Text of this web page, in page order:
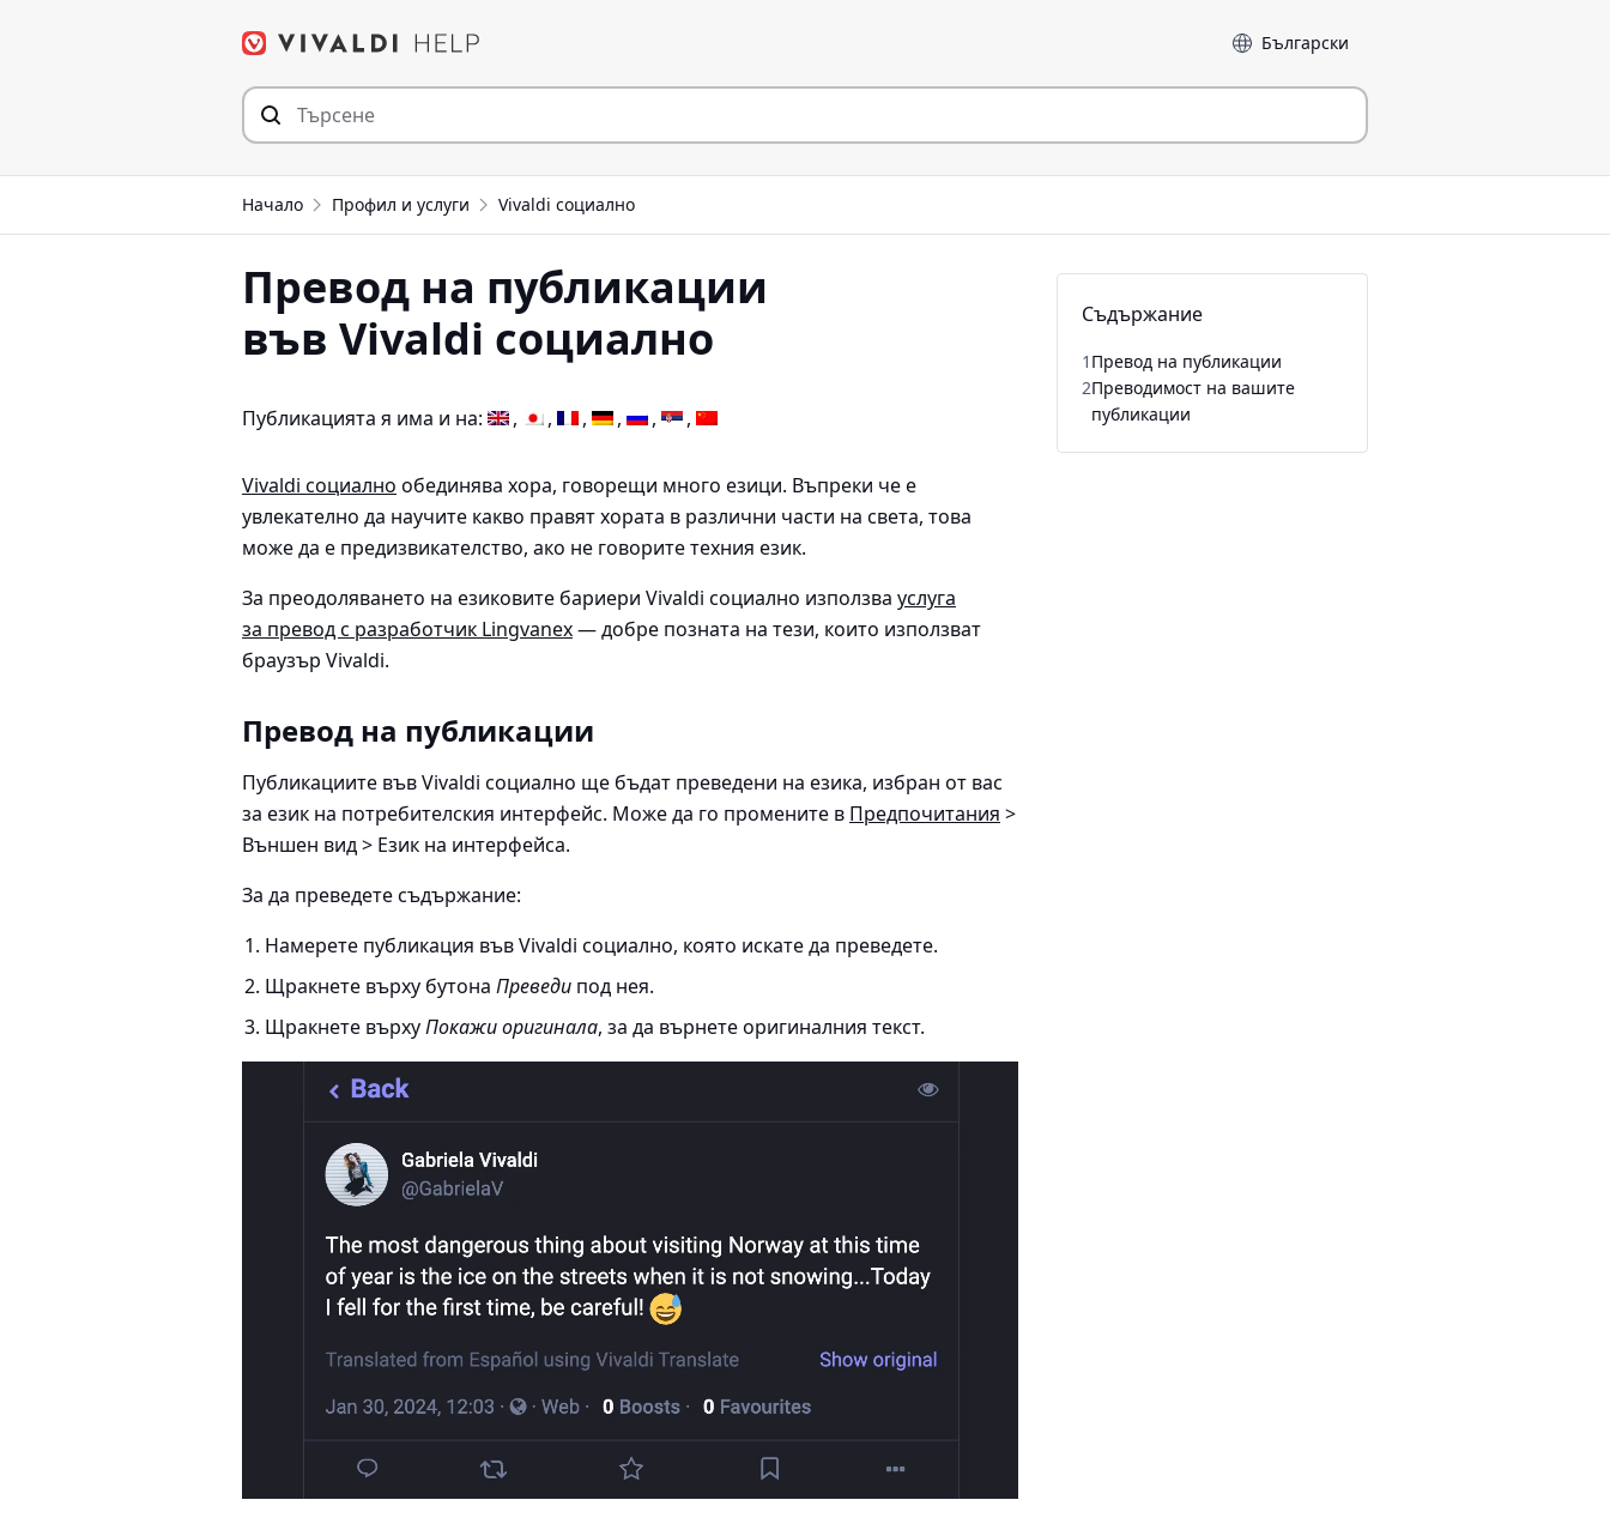
Език
Начало Профил и услуги Vivaldi социално
Превод на публикации
във Vivaldi социално
Публикацията я има и на:
Vivaldi социално обединява хора, говорещи много езици. Въпреки че е
увлекателно да научите какво правят хората в различни части на света, това
може да е предизвикателство, ако не говорите техния език.
За преодоляването на езиковите бариери Vivaldi социално използва услуга
за превод с разработчик Lingvanex— добре позната на тези, които използват
браузър Vivaldi.
Превод на публикации
Публикациите във Vivaldi социално ще бъдат преведени на езика, избран от вас
за език на потребителския интерфейс. Може да го промените в Предпочитания >
Външен вид > Език на интерфейса.
За да преведете съдържание:
Намерете публикация във Vivaldi социално, която искате да преведете.
Щракнете върху бутонаПреведи под нея.
Щракнете върхуПокажи оригинала, за да върнете оригиналния текст.
Съдържание
1 Превод на публикации
2Преводимост на вашите
публикации